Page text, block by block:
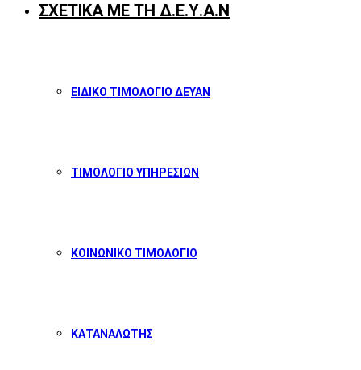
ΣΧΕΤΙΚΑ ΜΕ ΤΗ Δ.Ε.Υ.Α.Ν
ΕΙΔΙΚΟ ΤΙΜΟΛΟΓΙΟ ΔΕΥΑΝ
ΤΙΜΟΛΟΓΙΟ ΥΠΗΡΕΣΙΩΝ
ΚΟΙΝΩΝΙΚΟ ΤΙΜΟΛΟΓΙΟ
ΚΑΤΑΝΑΛΩΤΗΣ